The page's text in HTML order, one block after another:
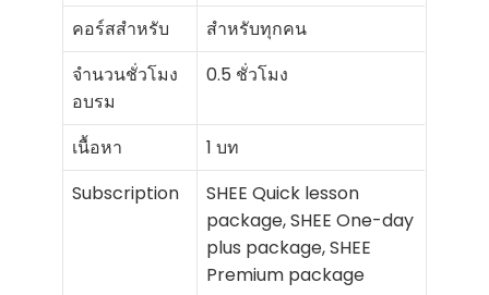
คอร์สสำหรับ
สำหรับทุกคน
จำนวนชั่วโมง
อบรม
0.5 ชั่วโมง
เนื้อหา
1 บท
Subscription
SHEE Quick lesson
package, SHEE One-day
plus package, SHEE
Premium package